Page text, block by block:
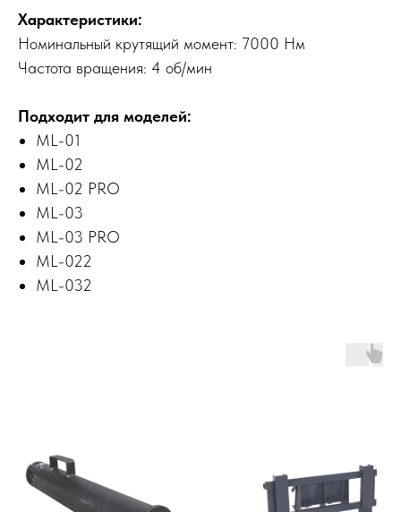
Характеристики:
Номинальный крутящий момент: 7000 Нм
Частота вращения: 4 об/мин
Подходит для моделей:
ML-01
ML-02
ML-02 PRO
ML-03
ML-03 PRO
ML-022
ML-032